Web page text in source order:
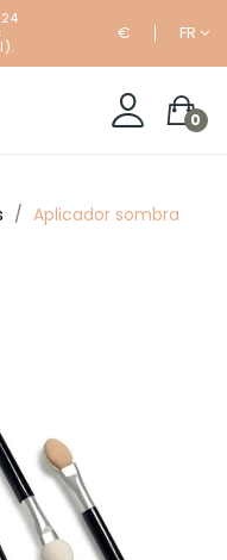
€ FR
0
Aplicador sombra